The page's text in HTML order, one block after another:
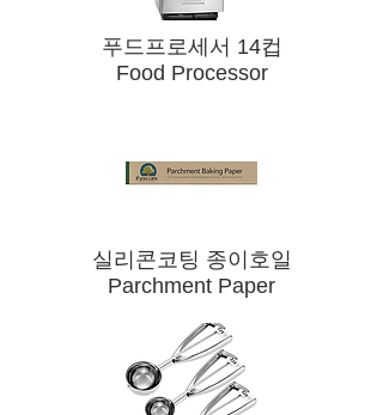
​푸드프로세서 14컵
Food Processor
​실리콘코팅 종이호일
Parchment Paper